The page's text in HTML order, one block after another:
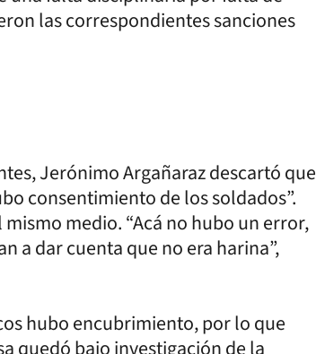
las correspondientes sanciones
Jerónimo Argañaraz descartó que
consentimiento de los soldados”.
medio. “Acá no hubo un error,
a dar cuenta que no era harina”,
hubo encubrimiento, por lo que